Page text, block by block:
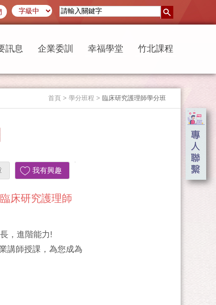
訊息 企業委訓 幸福學堂 竹北課程
首頁 > 學分班程 > 臨床研究護理師學分班
我有興趣
床研究護理師
，進階能力!
講師授課，為您成為